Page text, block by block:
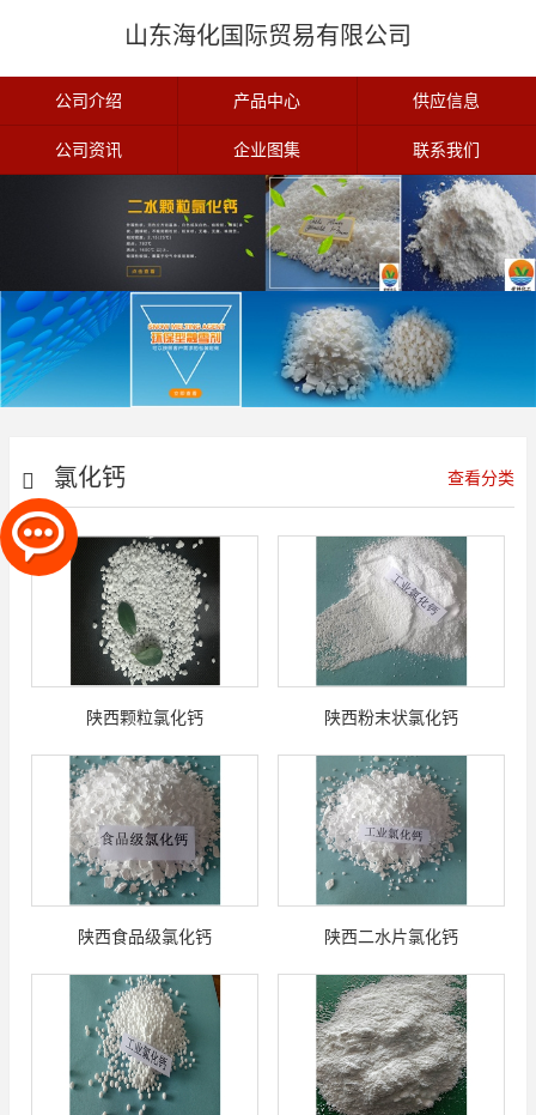
山东海化国际贸易有限公司
公司介绍 产品中心 供应信息
公司资讯 企业图集 联系我们
氯化钙 查看分类
陕西颗粒氯化钙 陕西粉末状氯化钙
陕西食品级氯化钙 陕西二水片氯化钙